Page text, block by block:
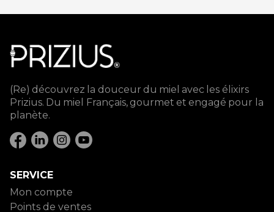
(Re) découvrez la douceur du miel avec les élixirs
Prizius. Du miel Français, gourmet et engagé pour la
planète.
SERVICE
Mon compte
Points de ventes